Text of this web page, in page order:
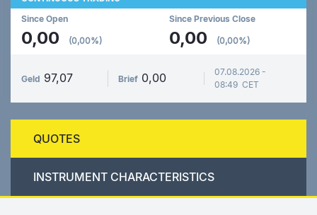
Since Open
0,00 (0,00%)
Since Previous Close
0,00 (0,00%)
Geld 97,07 Brief 0,00
07.08.2026 -
08:49 CET
QUOTES
INSTRUMENT CHARACTERISTICS